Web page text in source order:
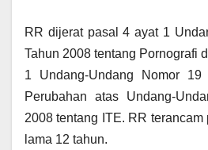
RR dijerat pasal 4 ayat 1
Tahun 2008 tentang Pornografi
1 Undang-Undang Nomor 19
Perubahan atas Undang-
2008 tentang ITE. RR
lama 12 tahun.